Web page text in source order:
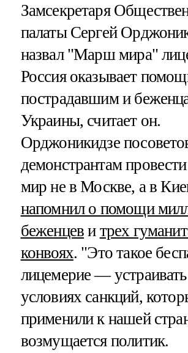
Замсекретаря
палаты Сергей
назвал "Марш мира"
Россия оказывает
пострадавшим и
Украины, считает он.
Орджоникидзе
демонстрантам
мир не в Москве, а в
напомнил о помощи
беженцев и трех
конвоях. "Это такое
лицемерие —
условиях санкций,
применили к нашей
возмущается политик.